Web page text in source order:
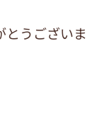
とうございま